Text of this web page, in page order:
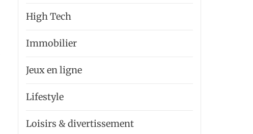
High Tech
Immobilier
Jeux en ligne
Lifestyle
Loisirs & divertissement